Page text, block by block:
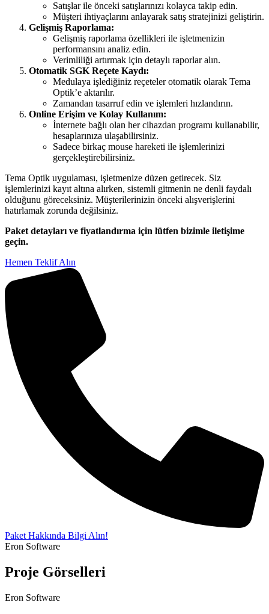
Satışlar ile önceki satışlarınızı kolayca takip edin.
Müşteri ihtiyaçlarını anlayarak satış stratejinizi geliştirin.
Gelişmiş Raporlama:
Gelişmiş raporlama özellikleri ile işletmenizin
performansını analiz edin.
Verimliliği artırmak için detaylı raporlar alın.
Otomatik SGK Reçete Kaydı:
Medulaya işlediğiniz reçeteler otomatik olarak Tema
Optik’e aktarılır.
Zamandan tasarruf edin ve işlemleri hızlandırın.
Online Erişim ve Kolay Kullanım:
İnternete bağlı olan her cihazdan programı kullanabilir,
hesaplarınıza ulaşabilirsiniz.
Sadece birkaç mouse hareketi ile işlemlerinizi
gerçekleştirebilirsiniz.
Tema Optik uygulaması, işletmenize düzen getirecek. Siz
işlemlerinizi kayıt altına alırken, sistemli gitmenin ne denli faydalı
olduğunu göreceksiniz. Müşterilerinizin önceki alışverişlerini
hatırlamak zorunda değilsiniz.
Paket detayları ve fiyatlandırma için lütfen bizimle iletişime
geçin.
Hemen Teklif Alın
Paket Hakkında Bilgi Alın!
Eron Software
Proje Görselleri
Eron Software